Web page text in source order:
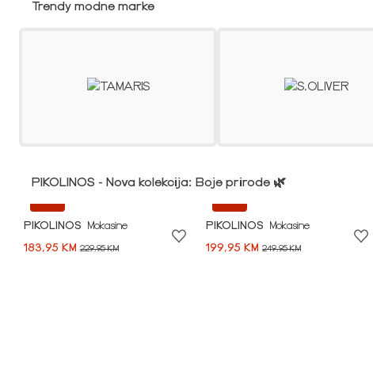
Trendy modne marke
PIKOLINOS - Nova kolekcija: Boje prirode 🌿
PIKOLINOS
Mokasine
183,95 KM 229,95 KM
PIKOLINOS
Mokasine
199,95 KM 249,95 KM